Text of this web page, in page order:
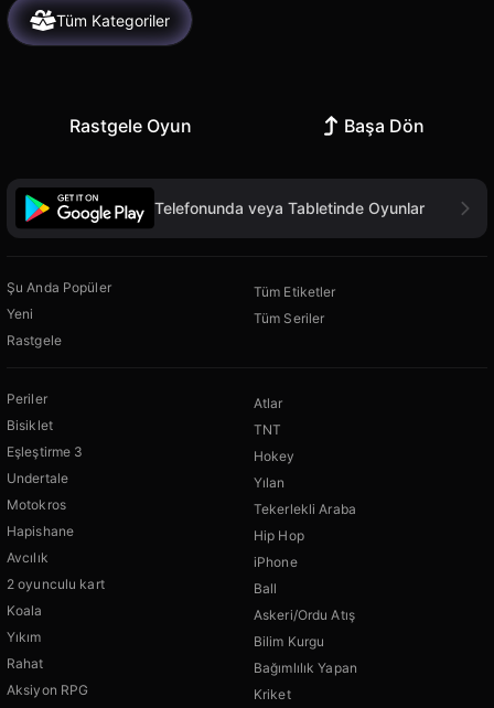
Tüm Kategoriler
Rastgele Oyun Başa Dön
Telefonunda veya Tabletinde Oyunlar
Şu Anda Popüler
Yeni
Rastgele
Tüm Etiketler
Tüm Seriler
Periler
Bisiklet
Eşleştirme 3
Undertale
Motokros
Hapishane
Avcılık
2 oyunculu kart
Koala
Yıkım
Rahat
Aksiyon RPG
Atlar
TNT
Hokey
Yılan
Tekerlekli Araba
Hip Hop
iPhone
Ball
Askeri/Ordu Atış
Bilim Kurgu
Bağımlılık Yapan
Kriket